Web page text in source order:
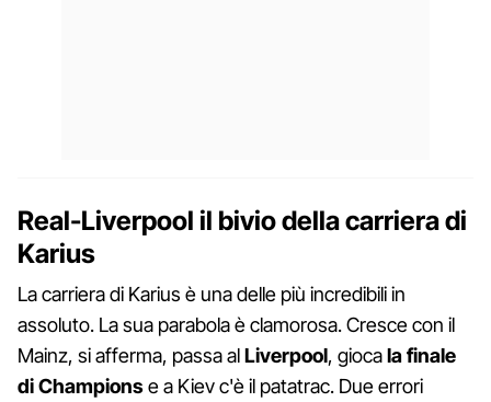
Real-Liverpool il bivio della carriera di
Karius
La carriera di Karius è una delle più incredibili in
assoluto. La sua parabola è clamorosa. Cresce con il
Mainz, si afferma, passa alLiverpool, giocala finale
di Championse a Kiev c'è il patatrac. Due errori